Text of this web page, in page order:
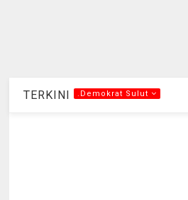
TERKINI .Demokrat Sulut